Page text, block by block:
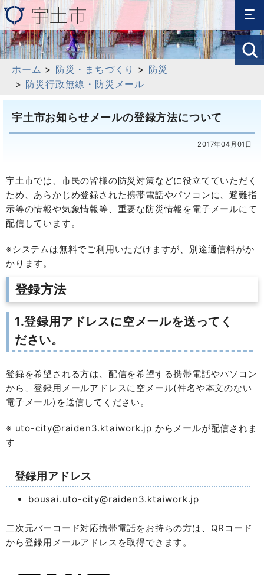
ホーム > 防災・まちづくり > 防災
> 防災行政無線・防災メール
宇土市お知らせメールの登録方法について
2017年04月01日
宇土市では、市民の皆様の防災対策などに役立てていただく
ため、あらかじめ登録された携帯電話やパソコンに、避難指
示等の情報や気象情報等、重要な防災情報を電子メールにて
配信しています。
※システムは無料でご利用いただけますが、別途通信料がか
かります。
登録方法
1.登録用アドレスに空メールを送ってく
ださい。
登録を希望される方は、配信を希望する携帯電話やパソコン
から、登録用メールアドレスに空メール(件名や本文のない
電子メール)を送信してください。
※ uto-city@raiden3.ktaiwork.jp からメールが配信されま
す
登録用アドレス
bousai.uto-city@raiden3.ktaiwork.jp
二次元バーコード対応携帯電話をお持ちの方は、QRコード
から登録用メールアドレスを取得できます。